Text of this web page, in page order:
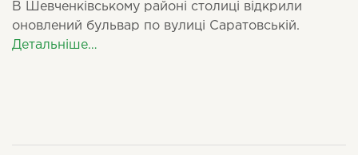
В Шевченкiвському районi столицi вiдкрили
оновлений бульвар по вулиці Саратовськiй.
Детальніше…